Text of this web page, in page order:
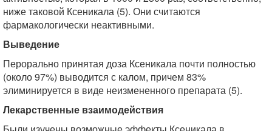
ниже таковой Ксеникала (5). Они считаются
фармакологически неактивными.
Выведение
Перорально принятая доза Ксеникала почти полностью
(около 97%) выводится с калом, причем 83%
элиминируется в виде неизмененного препарата (5).
Лекарственные взаимодействия